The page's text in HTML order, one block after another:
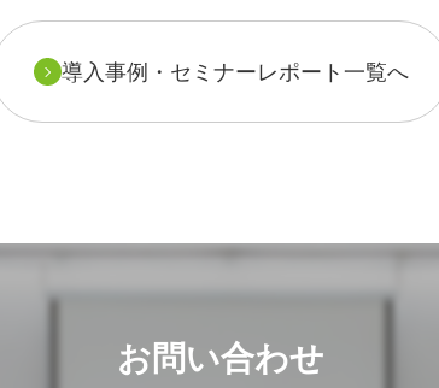
導入事例・セミナーレポート一覧へ
お問い合わせ